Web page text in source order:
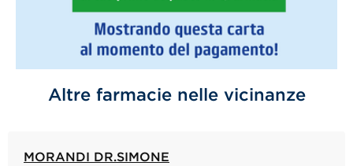
Altre farmacie nelle vicinanze
MORANDI DR.SIMONE